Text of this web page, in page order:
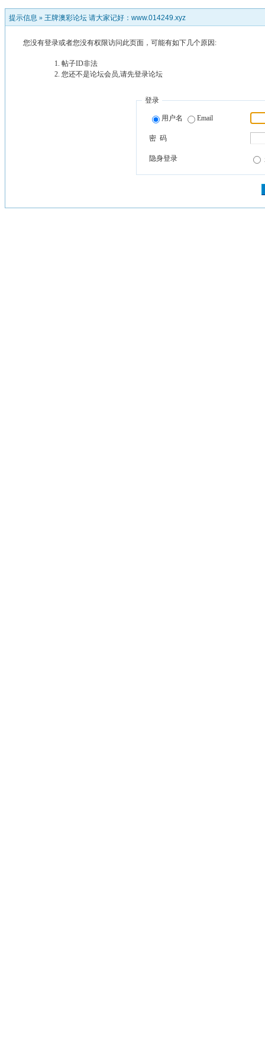
提示信息 » 王牌澳彩论坛 请大家记好：www.014249.xyz
您没有登录或者您没有权限访问此页面，可能有如下几个原因:
帖子ID非法
您还不是论坛会员,请先登录论坛
登录
用户名 Email
密 码
隐身登录